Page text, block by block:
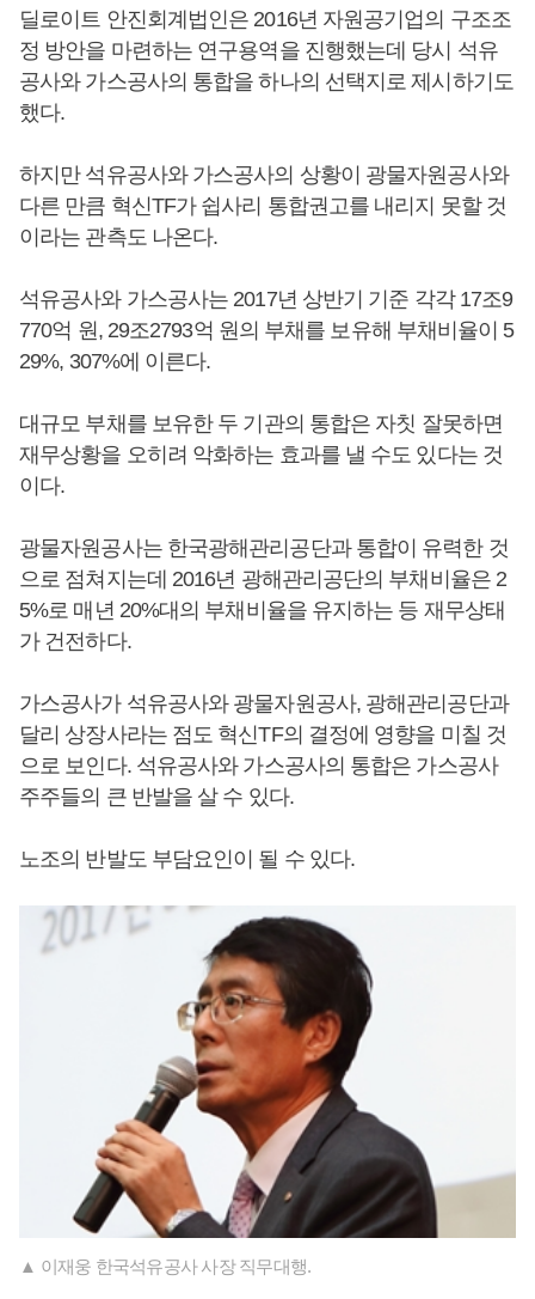
딜로이트 안진회계법인은 2016년 자원공기업의 구조조
정 방안을 마련하는 연구용역을 진행했는데 당시 석유
공사와 가스공사의 통합을 하나의 선택지로 제시하기도
했다.
하지만 석유공사와 가스공사의 상황이 광물자원공사와
다른 만큼 혁신TF가 쉽사리 통합권고를 내리지 못할 것
이라는 관측도 나온다.
석유공사와 가스공사는 2017년 상반기 기준 각각 17조9
770억 원, 29조2793억 원의 부채를 보유해 부채비율이 5
29%, 307%에 이른다.
대규모 부채를 보유한 두 기관의 통합은 자칫 잘못하면
재무상황을 오히려 악화하는 효과를 낼 수도 있다는 것
이다.
광물자원공사는 한국광해관리공단과 통합이 유력한 것
으로 점쳐지는데 2016년 광해관리공단의 부채비율은 2
5%로 매년 20%대의 부채비율을 유지하는 등 재무상태
가 건전하다.
가스공사가 석유공사와 광물자원공사, 광해관리공단과
달리 상장사라는 점도 혁신TF의 결정에 영향을 미칠 것
으로 보인다. 석유공사와 가스공사의 통합은 가스공사
주주들의 큰 반발을 살 수 있다.
노조의 반발도 부담요인이 될 수 있다.
▲ 이재웅 한국석유공사 사장 직무대행.